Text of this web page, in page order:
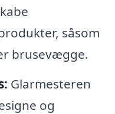
såsom
brusevægge.
Glarmesteren
og